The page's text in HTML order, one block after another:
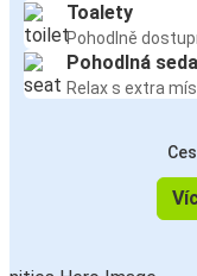
Toalety
Pohodlně
Pohodlná
Relax s extra